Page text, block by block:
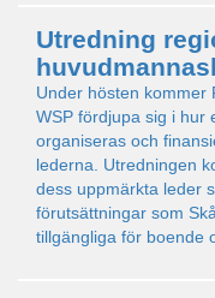
Utredning
Under hösten kommer
WSP fördjupa sig i hur
organiseras och
lederna. Utredningen
dess uppmärkta leder
förutsättningar som
tillgängliga för boende